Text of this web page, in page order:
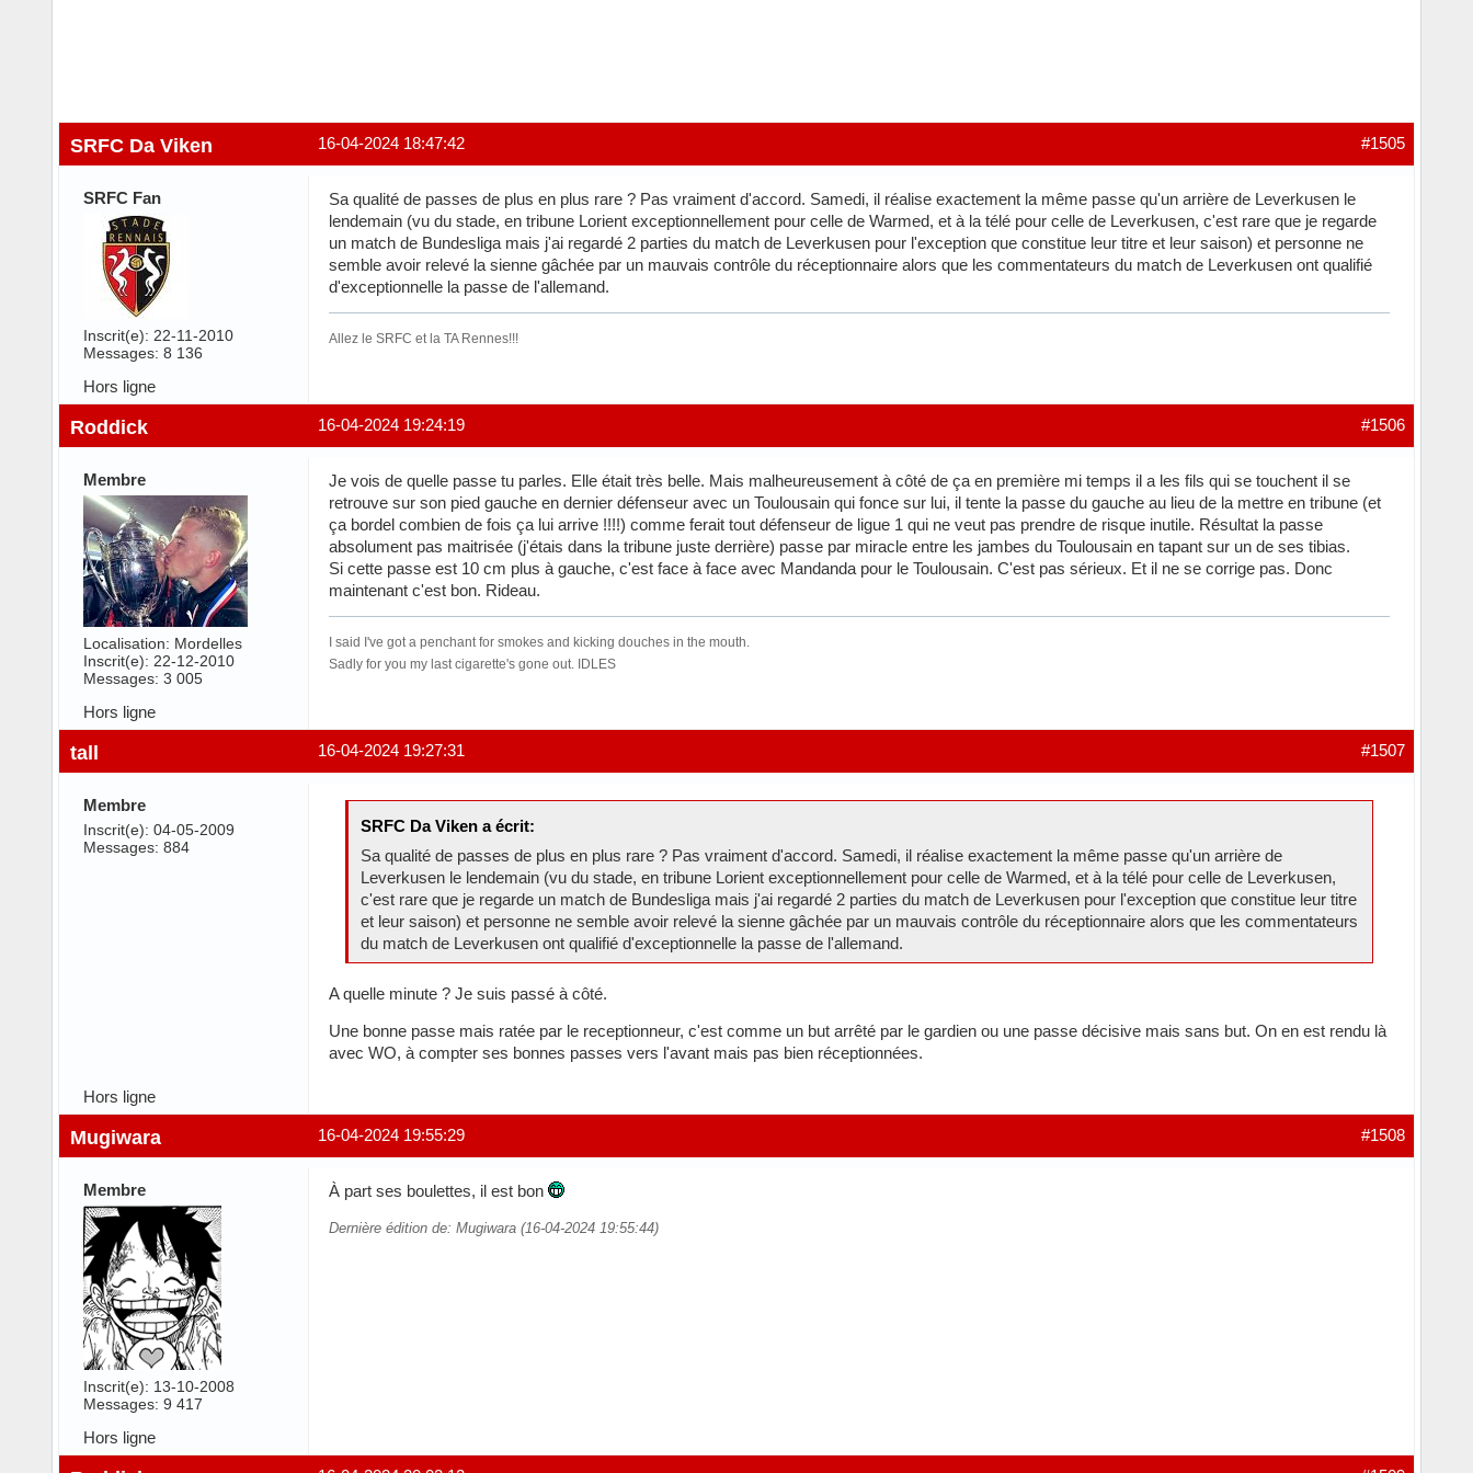
#1505
16-04-2024 18:47:42
SRFC Da Viken
SRFC Fan
Inscrit(e): 22-11-2010
Messages: 8 136
Sa qualité de passes de plus en plus rare ? Pas vraiment d'accord. Samedi, il réalise exactement la même passe qu'un arrière de Leverkusen le
lendemain (vu du stade, en tribune Lorient exceptionnellement pour celle de Warmed, et à la télé pour celle de Leverkusen, c'est rare que je regarde
un match de Bundesliga mais j'ai regardé 2 parties du match de Leverkusen pour l'exception que constitue leur titre et leur saison) et personne ne
semble avoir relevé la sienne gâchée par un mauvais contrôle du réceptionnaire alors que les commentateurs du match de Leverkusen ont qualifié
d'exceptionnelle la passe de l'allemand.
Allez le SRFC et la TA Rennes!!!
Hors ligne
#1506
16-04-2024 19:24:19
Roddick
Membre
Localisation: Mordelles
Inscrit(e): 22-12-2010
Messages: 3 005
Je vois de quelle passe tu parles. Elle était très belle. Mais malheureusement à côté de ça en première mi temps il a les fils qui se touchent il se
retrouve sur son pied gauche en dernier défenseur avec un Toulousain qui fonce sur lui, il tente la passe du gauche au lieu de la mettre en tribune (et
ça bordel combien de fois ça lui arrive !!!!) comme ferait tout défenseur de ligue 1 qui ne veut pas prendre de risque inutile. Résultat la passe
absolument pas maitrisée (j'étais dans la tribune juste derrière) passe par miracle entre les jambes du Toulousain en tapant sur un de ses tibias.
Si cette passe est 10 cm plus à gauche, c'est face à face avec Mandanda pour le Toulousain. C'est pas sérieux. Et il ne se corrige pas. Donc
maintenant c'est bon. Rideau.
I said I've got a penchant for smokes and kicking douches in the mouth.
Sadly for you my last cigarette's gone out. IDLES
Hors ligne
#1507
16-04-2024 19:27:31
tall
Membre
Inscrit(e): 04-05-2009
Messages: 884
SRFC Da Viken a écrit:
Sa qualité de passes de plus en plus rare ? Pas vraiment d'accord. Samedi, il réalise exactement la même passe qu'un arrière de
Leverkusen le lendemain (vu du stade, en tribune Lorient exceptionnellement pour celle de Warmed, et à la télé pour celle de Leverkusen,
c'est rare que je regarde un match de Bundesliga mais j'ai regardé 2 parties du match de Leverkusen pour l'exception que constitue leur titre
et leur saison) et personne ne semble avoir relevé la sienne gâchée par un mauvais contrôle du réceptionnaire alors que les commentateurs
du match de Leverkusen ont qualifié d'exceptionnelle la passe de l'allemand.
A quelle minute ? Je suis passé à côté.
Une bonne passe mais ratée par le receptionneur, c'est comme un but arrêté par le gardien ou une passe décisive mais sans but. On en est rendu là
avec WO, à compter ses bonnes passes vers l'avant mais pas bien réceptionnées.
Hors ligne
#1508
16-04-2024 19:55:29
Mugiwara
Membre
Inscrit(e): 13-10-2008
Messages: 9 417
À part ses boulettes, il est bon
Dernière édition de: Mugiwara (16-04-2024 19:55:44)
Hors ligne